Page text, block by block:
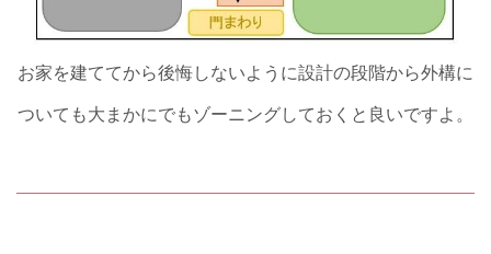
お家を建ててから後悔しないように設計の段階から外構に
ついても大まかにでもゾーニングしておくと良いですよ。